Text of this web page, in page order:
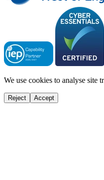
We use cookies to analyse site
Reject Accept